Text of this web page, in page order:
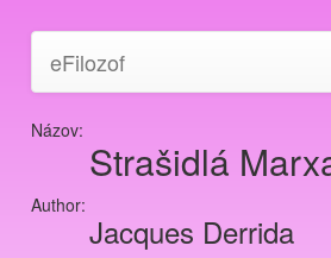
eFilozof
Názov:
Strašidlá
Author:
Jacques Derrida